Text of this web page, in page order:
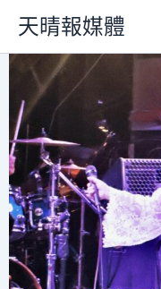
主
天晴報媒體